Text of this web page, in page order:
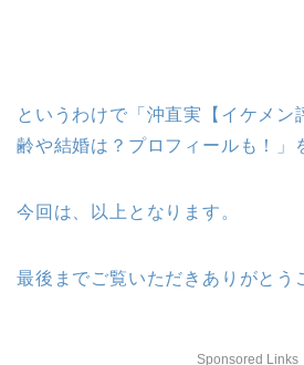
というわけで「沖直実【イケメン
齢や結婚は？プロフィールも！」
今回は、以上となります。
最後までご覧いただきありがとう
Sponsored Links